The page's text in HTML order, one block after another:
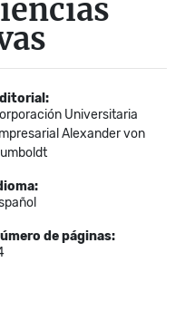
Universitaria
Alexander von
de páginas: